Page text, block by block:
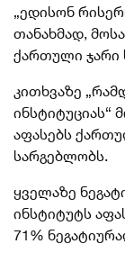
„ედისონ
თანახმად,
ქართული ჯარი
კითხვაზე
ინსტიტუციას“
აფასებს
სარგებლობს.
ყველაზე
ინსტიტუტს
71%